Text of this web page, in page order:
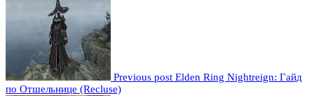
Previous post Elden Ring Nightreign: Гайд
по Отшельнице (Recluse)